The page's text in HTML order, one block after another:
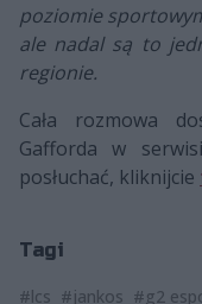
poziomie
ale nadal są to
regionie.
Cała rozmowa
Gafforda w
posłuchać, kliknijcie
Tagi
#lcs #jankos #g2